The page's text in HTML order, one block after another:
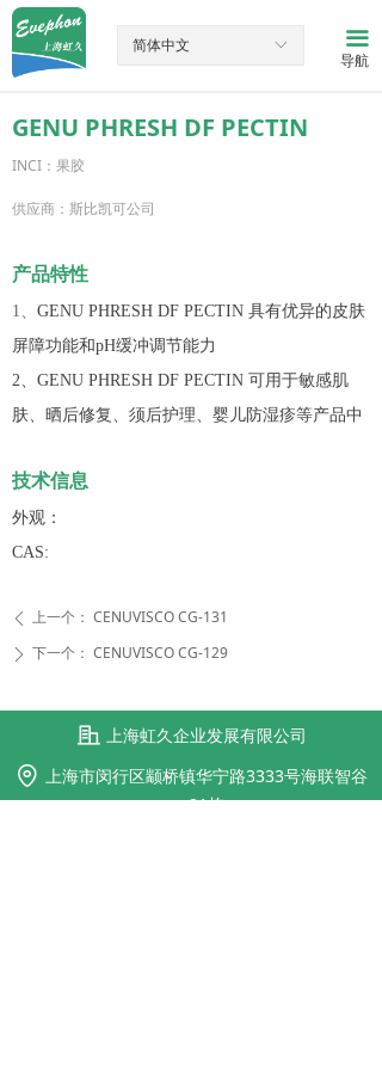
끀
网站首页
产品中心
新闻资讯
导航
ꀅ
简体中文
ꄴ 上一个： CENUVISCO CG-131
GENU PHRESH DF PECTIN
INCI：果胶
供应商：斯比凯可公司
ꄲ 下一个： CENUVISCO CG-129
产品特性
1、 GENU PHRESH DF PECTIN 具有优异的皮肤
屏障功能和pH缓冲调节能力
2、GENU PHRESH DF PECTIN 可用于敏感肌
肤、晒后修复、须后护理、婴儿防湿疹等产品中
技术信息
外观：
CAS:
上海虹久企业发展有限公司
上海市闵行区颛桥镇华宁路3333号海联智谷
21栋